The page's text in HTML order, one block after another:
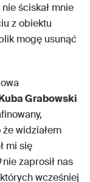
ściskał mnie
z obiektu
mogę usunąć
Grabowski
widziałem
mi się
nie zaprosił nas
wcześniej